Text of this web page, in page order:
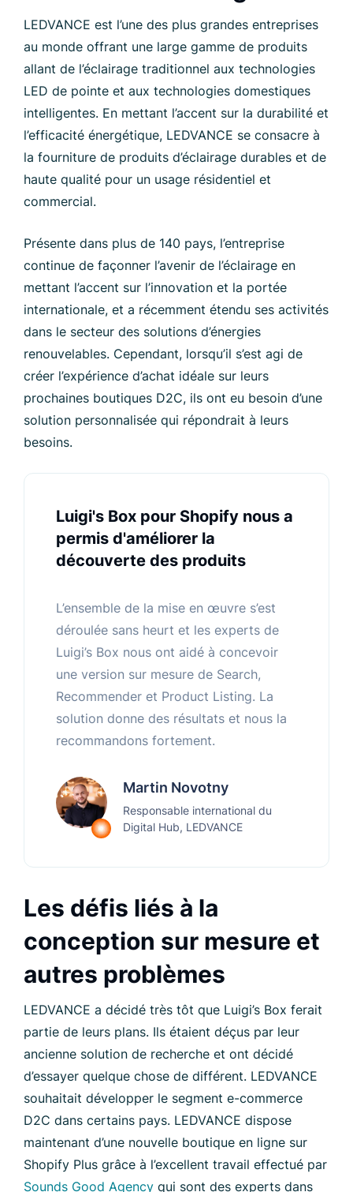
LEDVANCE est l’une des plus grandes entreprises
au monde offrant une large gamme de produits
allant de l’éclairage traditionnel aux technologies
LED de pointe et aux technologies domestiques
intelligentes. En mettant l’accent sur la durabilité et
l’efficacité énergétique, LEDVANCE se consacre à
la fourniture de produits d’éclairage durables et de
haute qualité pour un usage résidentiel et
commercial.
Présente dans plus de 140 pays, l’entreprise
continue de façonner l’avenir de l’éclairage en
mettant l’accent sur l’innovation et la portée
internationale, et a récemment étendu ses activités
dans le secteur des solutions d’énergies
renouvelables. Cependant, lorsqu’il s’est agi de
créer l’expérience d’achat idéale sur leurs
prochaines boutiques D2C, ils ont eu besoin d’une
solution personnalisée qui répondrait à leurs
besoins.
Luigi's Box pour Shopify nous a
permis d'améliorer la
découverte des produits
L’ensemble de la mise en œuvre s’est
déroulée sans heurt et les experts de
Luigi’s Box nous ont aidé à concevoir
une version sur mesure de Search,
Recommender et Product Listing. La
solution donne des résultats et nous la
recommandons fortement.
Martin Novotny
Responsable international du
Digital Hub, LEDVANCE
Les défis liés à la
conception sur mesure et
autres problèmes
LEDVANCE a décidé très tôt que Luigi’s Box ferait
partie de leurs plans. Ils étaient déçus par leur
ancienne solution de recherche et ont décidé
d’essayer quelque chose de différent. LEDVANCE
souhaitait développer le segment e-commerce
D2C dans certains pays. LEDVANCE dispose
maintenant d’une nouvelle boutique en ligne sur
Shopify Plus grâce à l’excellent travail effectué par
Sounds Good Agency qui sont des experts dans